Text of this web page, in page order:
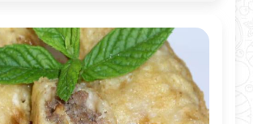
смесь для Песаха.